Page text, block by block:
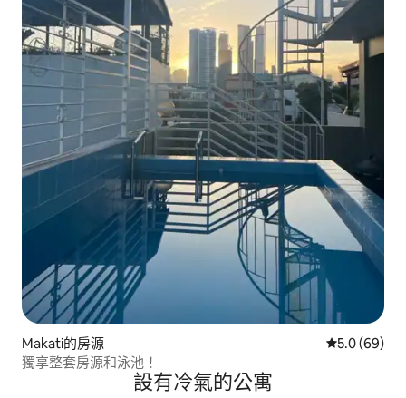
Makati的房源 從 69 則評
5.0 (69)
獨享整套房源和泳池！
設有冷氣的公寓